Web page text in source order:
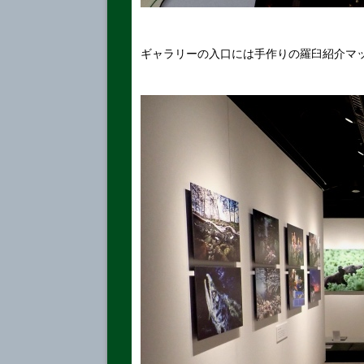
ギャラリーの入口には手作りの羅臼紹介マ